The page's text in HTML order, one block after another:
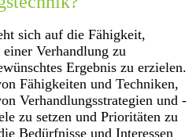
sich auf die Fähigkeit,
Verhandlung zu
Ergebnis zu erzielen.
Fähigkeiten und Techniken,
Verhandlungsstrategien und -
zu setzen und Prioritäten zu
Bedürfnisse und Interessen